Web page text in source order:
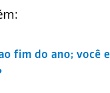
fim do ano; você